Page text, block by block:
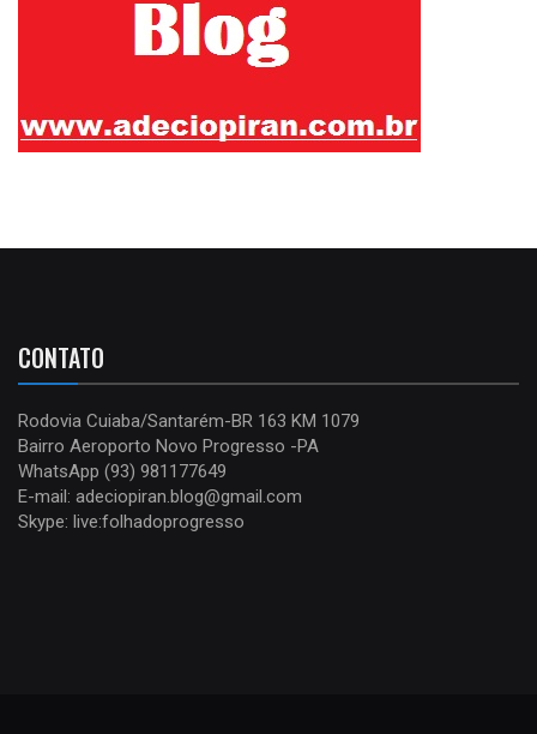
CONTATO
Rodovia Cuiaba/Santarém-BR 163 KM 1079
Bairro Aeroporto Novo Progresso -PA
WhatsApp (93) 981177649
E-mail: adeciopiran.blog@gmail.com
Skype: live:folhadoprogresso